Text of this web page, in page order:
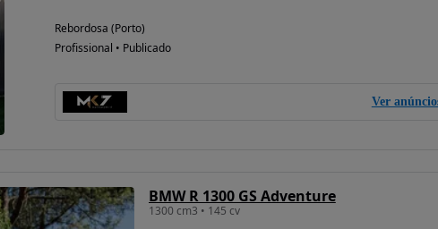
Rebordosa (Porto)
Profissional • Publicado
Ver
BMW R 1300 GS Adventure
1300 cm3 • 145 cv